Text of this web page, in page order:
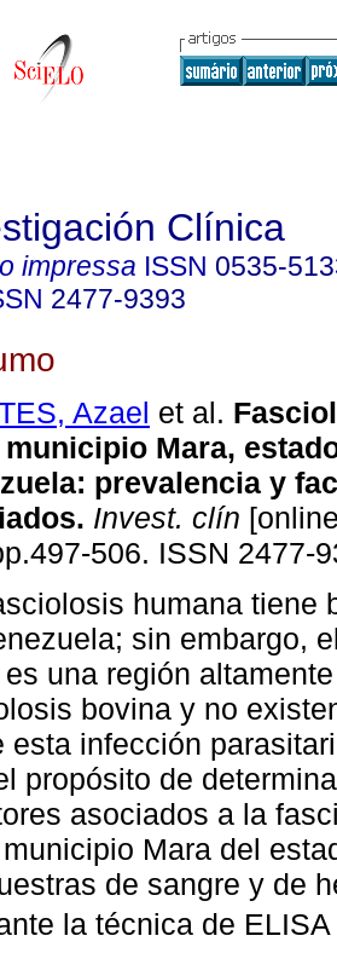
Clínica
impressa ISSN 0535-
2477-9393
Azael et al.
municipio Mara,
: prevalencia y
. Invest. clín
506. ISSN 2477-
humana tiene
sin embargo,
es una región
bovina y no
esta infección
propósito de
asociados a la
Mara del
de sangre y de
la técnica de ELISA